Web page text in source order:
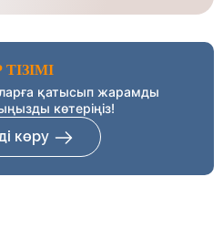
қатысып жарамды
көтеріңіз!
көру